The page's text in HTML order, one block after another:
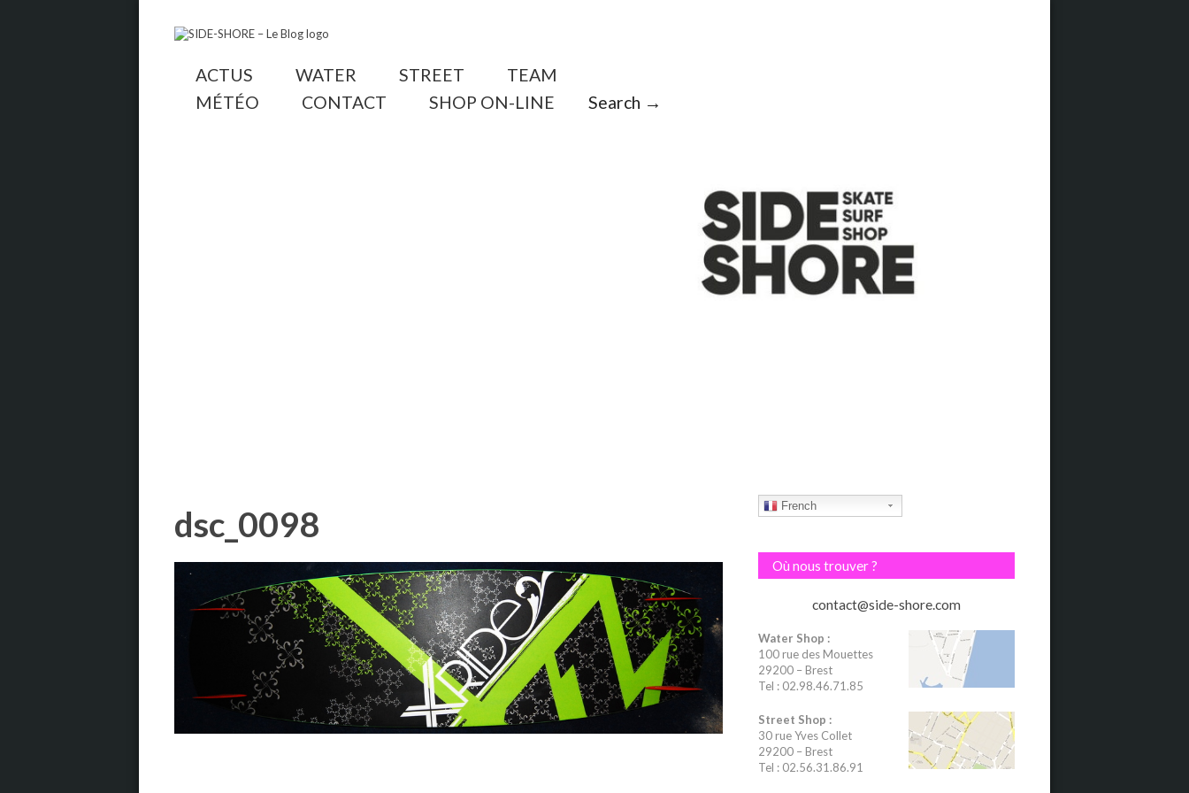
ACTUS WATER STREET
TEAM
MÉTÉO
CONTACT SHOP ON-LINE Search →
dsc_0098 French
Où nous trouver ?
contact@side-shore.com
Water Shop :
100 rue des Mouettes
29200 – Brest
Tel : 02.98.46.71.85
Street Shop :
30 rue Yves Collet
29200 – Brest
Tel : 02.56.31.86.91